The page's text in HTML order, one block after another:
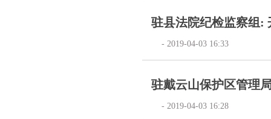
驻县法院纪检监察组:
- 2019-04-03 16:33
驻戴云山保护区管理
- 2019-04-03 16:28